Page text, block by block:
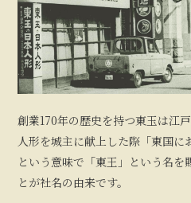
創業170年の歴史を持つ東玉は江
人形を城主に献上した際「東国に
という意味で「東王」という名を
とが社名の由来です。